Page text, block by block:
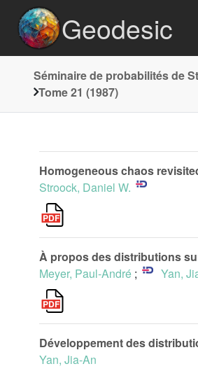
Geodesic
Séminaire de probabilités de
Tome 21 (1987)
Homogeneous chaos
Stroock, Daniel W.
À propos des distributions
Meyer, Paul-André ; Yan,
Développement des
Yan, Jia-An